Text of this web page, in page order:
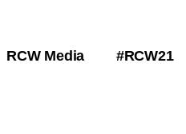
RCW Media #RCW21